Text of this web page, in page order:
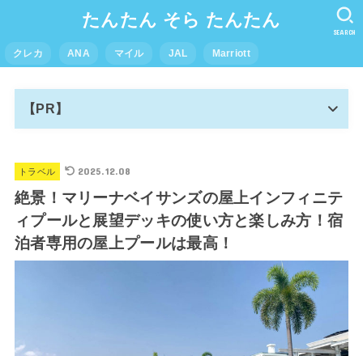
たんたん そら たんたん
クレカ ANA マイル JAL Marriott
SEARCH
【PR】
トラベル 2025.12.08
絶景！マリーナベイサンズの屋上インフィニテ
ィプールと展望デッキの使い方と楽しみ方！宿
泊者専用の屋上プールは最高！